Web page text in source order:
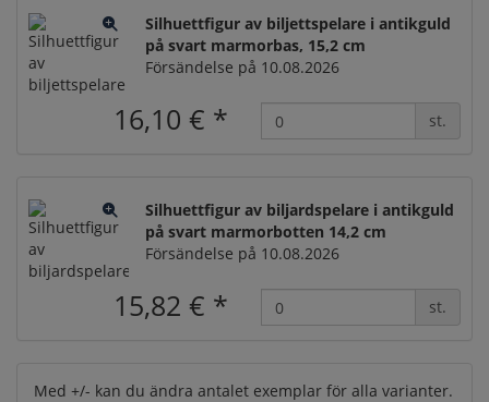
Silhuettfigur av biljettspelare i antikguld
på svart marmorbas, 15,2 cm
Försändelse på 10.08.2026
16,10 € * st.
Silhuettfigur av biljardspelare i antikguld
på svart marmorbotten 14,2 cm
Försändelse på 10.08.2026
15,82 € * st.
Med +/- kan du ändra antalet exemplar för alla varianter.